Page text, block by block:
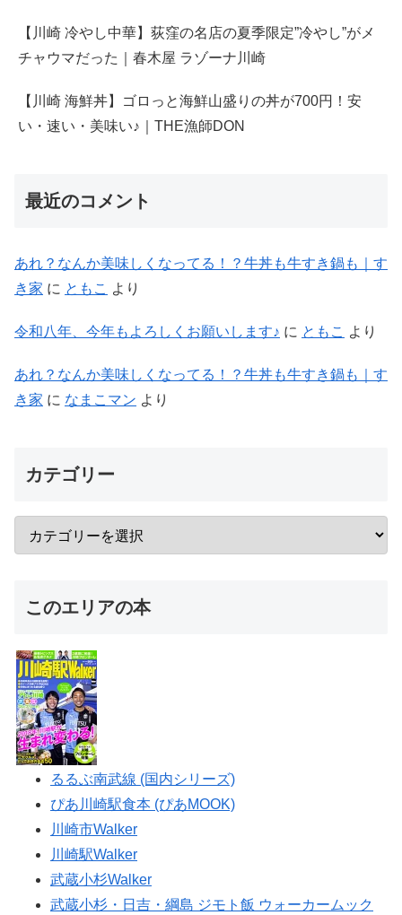
【川崎 冷やし中華】荻窪の名店の夏季限定”冷やし”がメ
チャウマだった｜春木屋 ラゾーナ川崎
【川崎 海鮮丼】ゴロっと海鮮山盛りの丼が700円！安
い・速い・美味い♪｜THE漁師DON
最近のコメント
あれ？なんか美味しくなってる！？牛丼も牛すき鍋も｜す
き家 に ともこ より
令和八年、今年もよろしくお願いします♪ に ともこ より
あれ？なんか美味しくなってる！？牛丼も牛すき鍋も｜す
き家 に なまこマン より
カテゴリー
このエリアの本
るるぶ南武線 (国内シリーズ)
ぴあ川崎駅食本 (ぴあMOOK)
川崎市Walker
川崎駅Walker
武蔵小杉Walker
武蔵小杉・日吉・綱島 ジモト飯 ウォーカームック